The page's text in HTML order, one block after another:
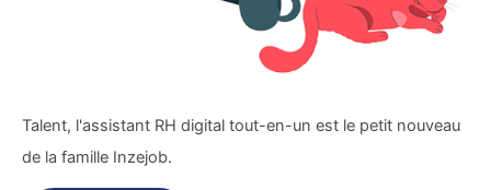
Talent, l'assistant RH digital tout-en-un est le petit nouveau
de la famille Inzejob.